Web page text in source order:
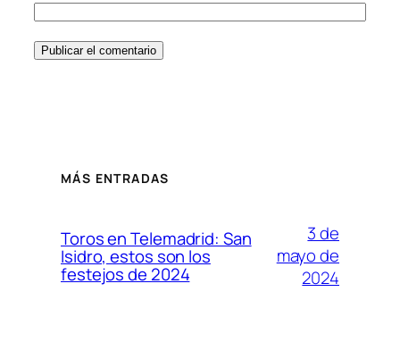
MÁS ENTRADAS
Toros en Telemadrid: San
Isidro, estos son los
festejos de 2024
3 de
mayo de
2024